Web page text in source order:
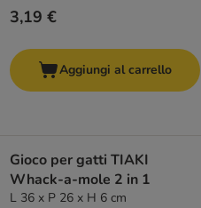
3,19 €
Aggiungi al carrello
Gioco per gatti TIAKI
Whack-a-mole 2 in 1
L 36 x P 26 x H 6 cm